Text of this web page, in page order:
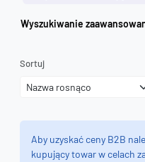
Wyszukiwanie
Sortuj
Aby uzyskać ceny B2B
kupujący towar w celach